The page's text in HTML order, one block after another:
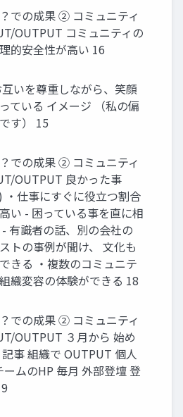
での成果 ② コミュニティ
OUTPUT コミュニティの
的安全性が高い 16
いを尊重しながら、笑顔
ている イメージ （私の偏
す） 15
での成果 ② コミュニティ
OUTPUT 良かった事
仕事にすぐに役立つ割合
い - 困っている事を直に相
有識者の話、別の会社の
トの事例が聞け、 文化も
きる ・複数のコミュニテ
織変容の体験ができる 18
での成果 ② コミュニティ
OUTPUT ３月から 始め
事 組織で OUTPUT 個人
ムのHP 毎月 外部登壇 登